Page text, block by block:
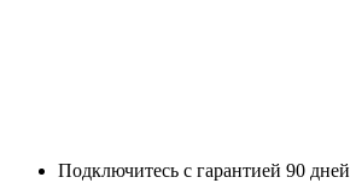
Подключитесь с гарантией 90 дней